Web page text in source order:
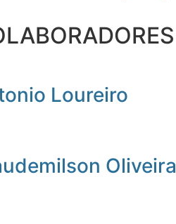
Loureiro
Oliveira